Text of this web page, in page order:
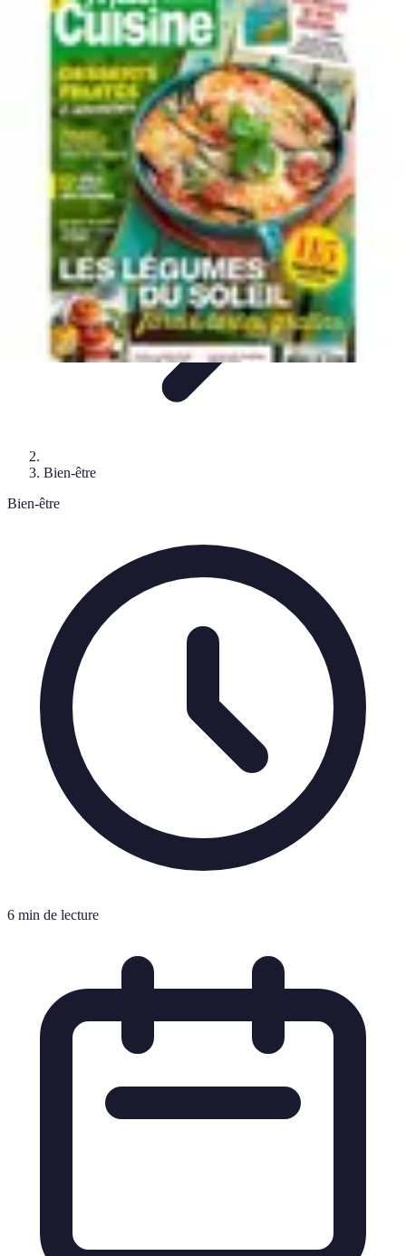
Astuces du Quotidien
Économie domestiqueCuisine et AlimentationCuisine &
OrganisationProductivité
Astuces du Quotidien
Bien-être
Bien-être
6 min de lecture